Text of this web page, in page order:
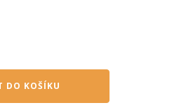
DO KOŠÍKU